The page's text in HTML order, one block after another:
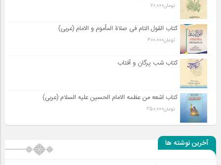
تومان70,000
کتاب القول التام فی صلاة المأموم و الامام (عربی)
تومان300,000
کتاب شب پرگان و آفتاب
کتاب اشعه من عظمه الامام الحسین علیه السلام (عربی)
تومان350,000
آخرین نوشته ها